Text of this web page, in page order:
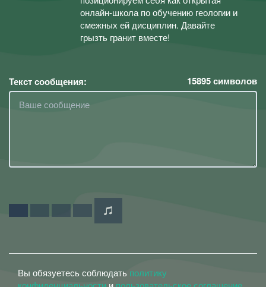
онлайн-школа по обучению геологии и
смежных ей дисциплин. Давайте
грызть гранит вместе!
Текст сообщения: 15895символов
Вы обязуетесь соблюдать политику